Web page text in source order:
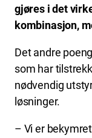
gjøres i det
kombinasjon,
Det andre
som har
nødvendig
løsninger.
– Vi er